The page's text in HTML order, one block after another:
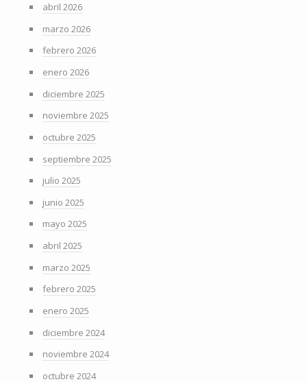
abril 2026
marzo 2026
febrero 2026
enero 2026
diciembre 2025
noviembre 2025
octubre 2025
septiembre 2025
julio 2025
junio 2025
mayo 2025
abril 2025
marzo 2025
febrero 2025
enero 2025
diciembre 2024
noviembre 2024
octubre 2024